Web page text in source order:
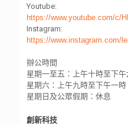
Youtube:
https://www.youtube.com/c/
Instagram:
https://www.instagram.com/
辦公時間
星期一至五：上午十時至下午
星期六：上午九時至下午一時
星期日及公眾假期：休息
創新科技